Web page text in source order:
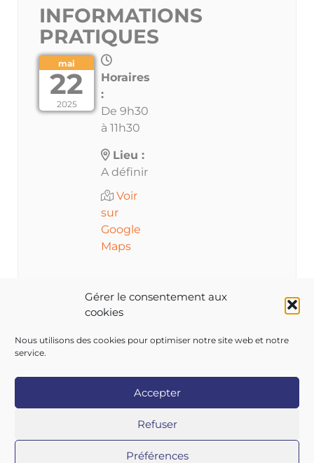
Gérer le consentement aux
cookies
Nous utilisons des cookies pour optimiser notre site web et notre
service.
Accepter
Refuser
Préférences
INFORMATIONS
PRATIQUES
mai
22
2025
Horaires
:
De 9h30
à 11h30
Lieu :
A définir
Voir
sur
Google
Maps
Les inscriptions à cet évènement sont clôturées.
Copyright 2026 AIST 84 |Politique de confidentialité|
Contactez-nous